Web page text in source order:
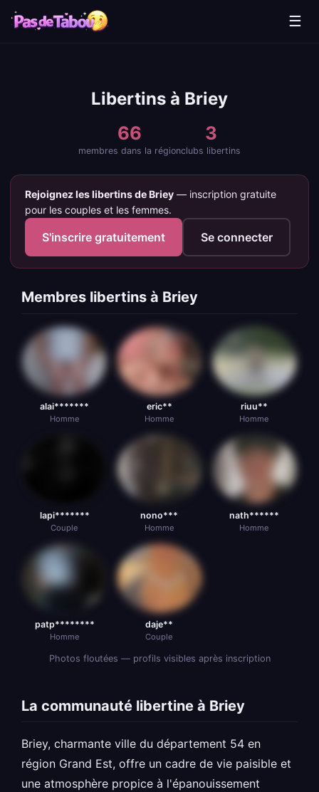
☰
Libertins à Briey
66
membres dans la région
3
clubs libertins
Rejoignez les libertins de Briey — inscription gratuite
pour les couples et les femmes.
S'inscrire gratuitement Se connecter
Membres libertins à Briey
alai*******
Homme
eric**
Homme
riuu**
Homme
lapi*******
Couple
nono***
Homme
nath******
Homme
patp********
Homme
daje**
Couple
Photos floutées — profils visibles après inscription
La communauté libertine à Briey
Briey, charmante ville du département 54 en
région Grand Est, offre un cadre de vie paisible et
une atmosphère propice à l'épanouissement